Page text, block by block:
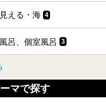
える・海 4
呂、個室風呂 3
マで探す